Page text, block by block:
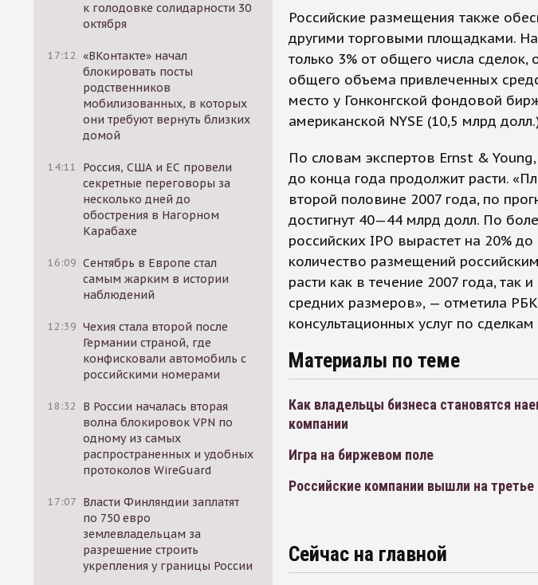
к голодовке солидарности 30
октября
17:12 «ВКонтакте» начал
блокировать посты
родственников
мобилизованных, в которых
они требуют вернуть близких
домой
14:11
Россия, США и ЕС провели
секретные переговоры за
несколько дней до
обострения в Нагорном
Карабахе
16:09 Сентябрь в Европе стал
самым жарким в истории
наблюдений
12:39 Чехия стала второй после
Германии страной, где
конфисковали автомобиль с
российскими номерами
18:32
В России началась вторая
волна блокировок VPN по
одному из самых
распространенных и удобных
протоколов WireGuard
17:07 Власти Финляндии заплатят
по 750 евро
землевладельцам за
разрешение строить
укрепления у границы России
Российские размещения также
другими торговыми площадками.
только 3% от общего числа сделок,
общего объема привлеченных
место у Гонконгской фондовой
американской NYSE (10,5 млрд
По словам экспертов Ernst &
до конца года продолжит расти.
второй половине 2007 года, по
достигнут 40—44 млрд долл. По
российских IPO вырастет на 20%
количество размещений
расти как в течение 2007 года, так
средних размеров», — отметила
консультационных услуг по
Материалы по теме
Как владельцы бизнеса становятся
компании
Игра на биржевом поле
Российские компании вышли на
Сейчас на главной